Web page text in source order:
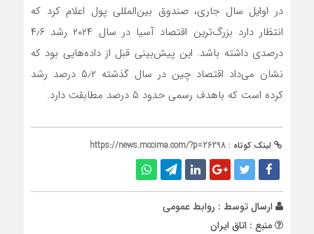
در اوایل سال جاری، صندوق بین‌المللی پول اعلام کرد که
انتظار دارد بزرگ‌ترین اقتصاد آسیا در سال ۲۰۲۴ رشد ۴٫۶
درصدی داشته باشد. این پیش‌بینی قبل از داده‌هایی بود که
نشان می‌داد اقتصاد چین در سال گذشته ۵٫۲ درصد رشد
کرده است که باهدف رسمی حدود ۵ درصد مطابقت دارد.
لینک کوتاه : https://news.mccima.com/?p=26298
ارسال توسط : روابط عمومی
منبع : اتاق ایران